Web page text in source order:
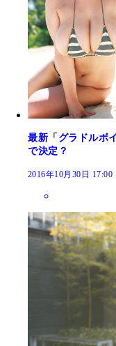
最新「グラドルボ
で決定？
2016年10月30日 17:00